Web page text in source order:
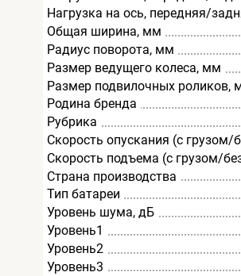
Нагрузка на ось, передняя/
Общая ширина, мм
Радиус поворота, мм
Размер ведущего колеса, мм
Размер подвилочных роликов,
Родина бренда
Рубрика
Скорость опускания (с грузом/
Скорость подъема (с грузом/
Страна производства
Тип батареи
Уровень шума, дБ
Уровень1
Уровень2
Уровень3